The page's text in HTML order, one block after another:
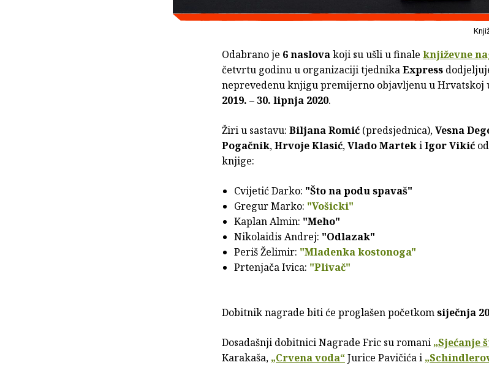
Odabrano je 6 naslovakoji su ušli u finale književne
četvrtu godinu u organizaciji tjednikaExpress
neprevedenu knjigu premijerno objavljenu u Hrvatskoj
2019. – 30. lipnja 2020.
Žiri u sastavu: Biljana Romić (predsjednica),Vesna
Pogačnik,Hrvoje Klasić,Vlado MartekiIgor Vikić
knjige:
Cvijetić Darko: "Što na podu spavaš"
Gregur Marko: "Vošicki"
Kaplan Almin: "Meho"
Nikolaidis Andrej: "Odlazak"
Periš Želimir: "Mladenka kostonoga"
Prtenjača Ivica: "Plivač"
Dobitnik nagrade biti će proglašen početkomsiječnja
Dosadašnji dobitnici Nagrade Fric su romani „Sjećanje
Karakaša, „Crvena voda“Jurice Pavičića i